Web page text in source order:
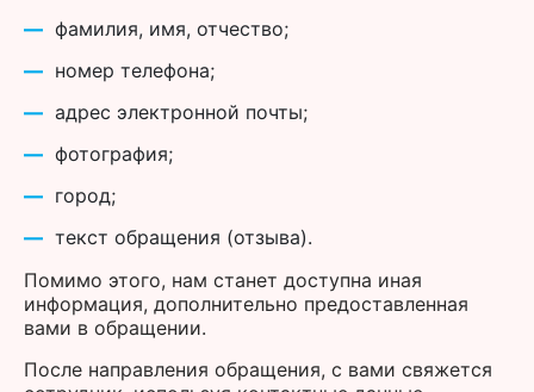
фамилия, имя, отчество;
номер телефона;
адрес электронной почты;
фотография;
город;
текст обращения (отзыва).
Помимо этого, нам станет доступна иная
информация, дополнительно предоставленная
вами в обращении.
После направления обращения, с вами свяжется